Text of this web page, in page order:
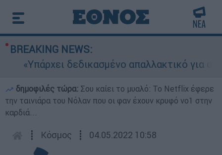
BREAKING NEWS:
«Υπάρχει δεδικασμένο απαλλακτικό για
δημοφιλές τώρα: Σου καίει το μυαλό: Το Netflix έφερε
την ταινιάρα του Νόλαν που οι φαν έχουν κρυφό νο1 στην
καρδιά...
┋ Κόσμος ┋ 04.05.2022 10:58